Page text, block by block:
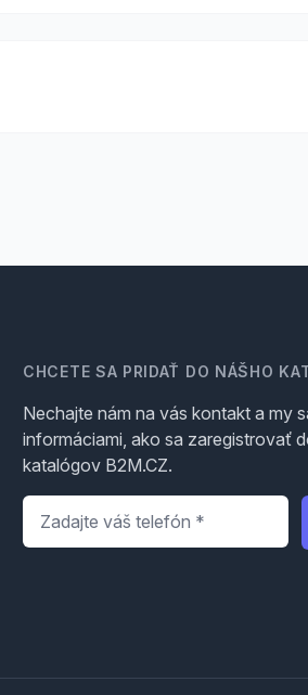
CHCETE SA PRIDAŤ DO NÁŠHO
Nechajte nám na vás kontakt a my
informáciami, ako sa zaregistrovať
katalógov B2M.CZ.
Telefón